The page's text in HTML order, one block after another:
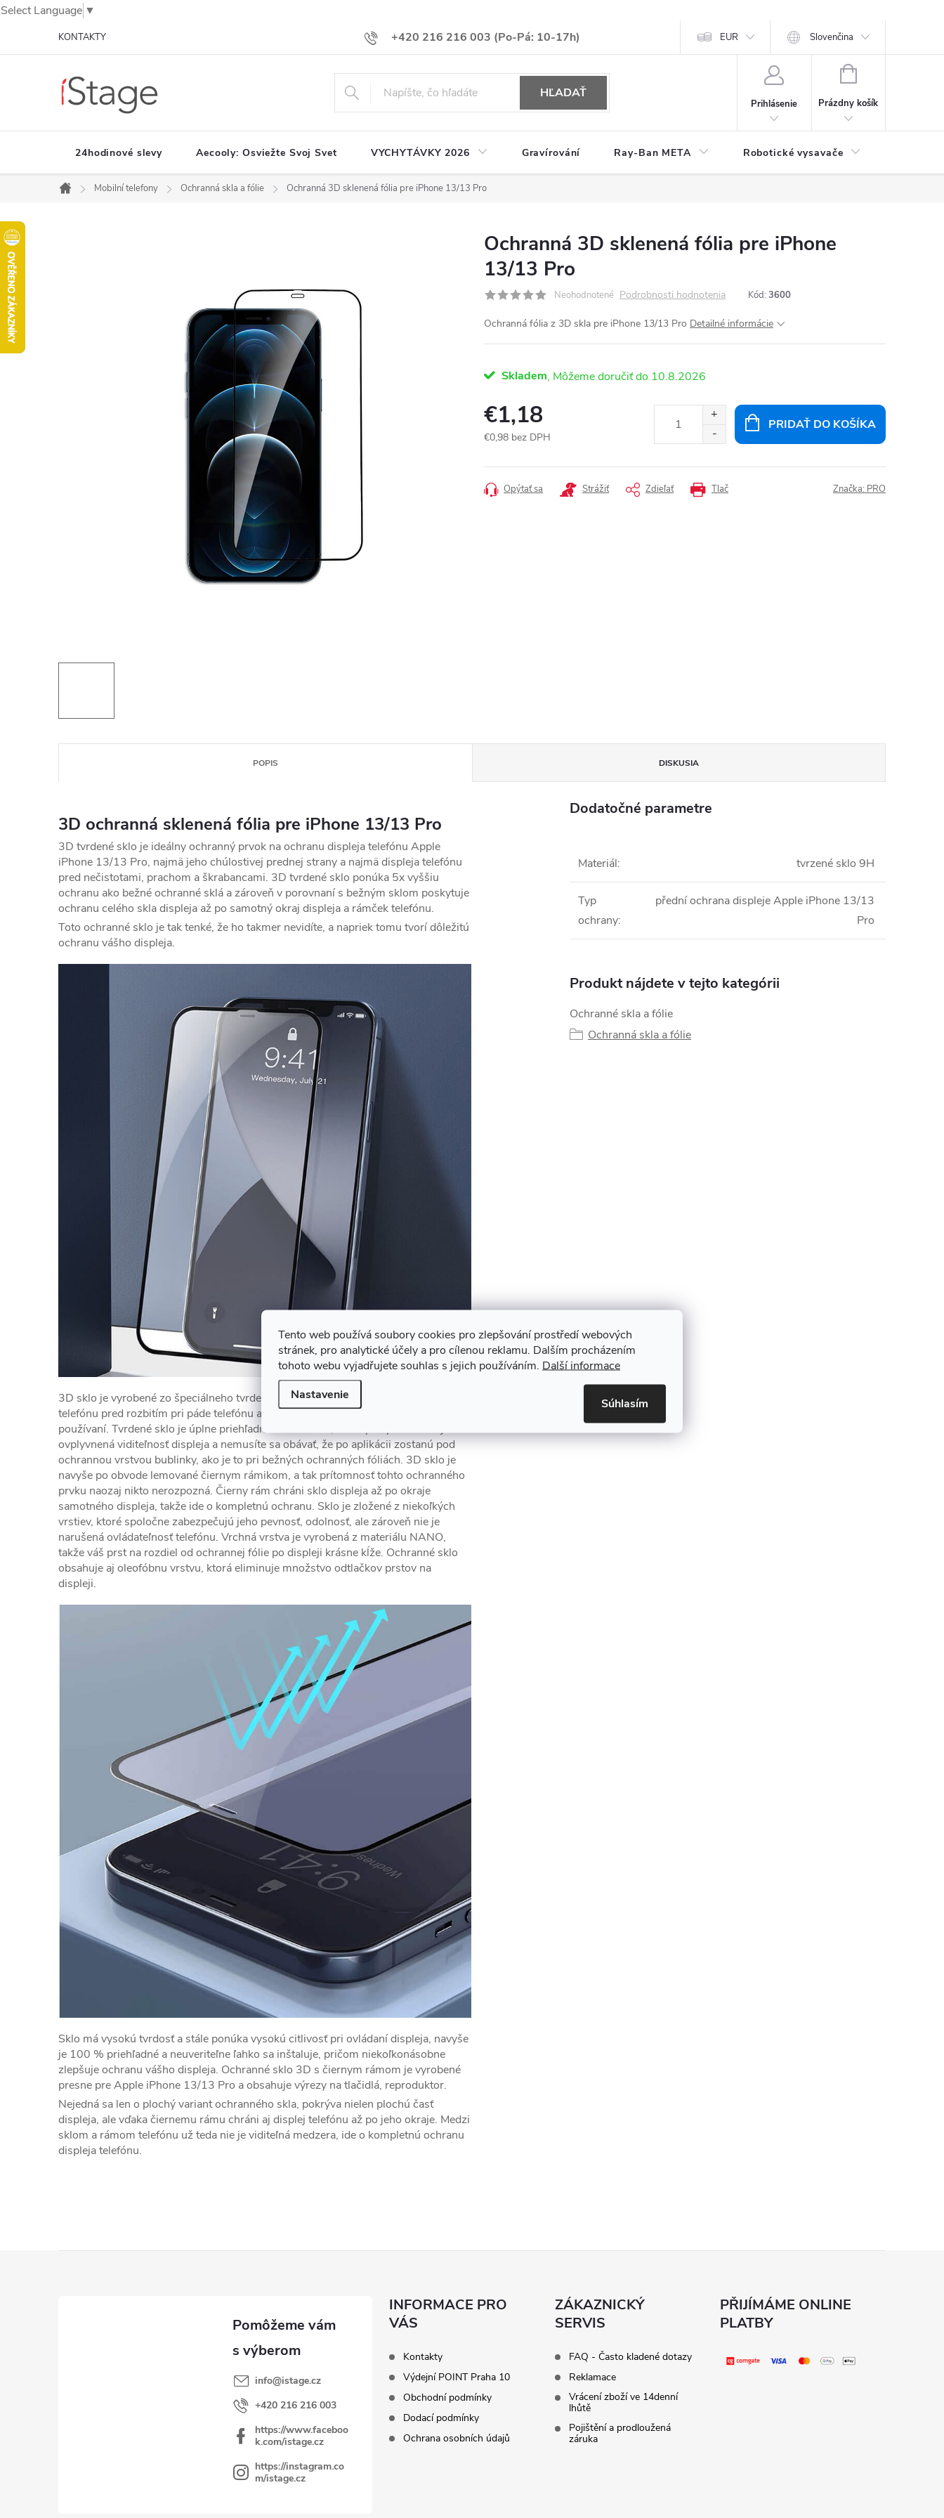
Select Language ▼
Tento web používá soubory cookies pro zlepšování prostředí webových
stránek, pro analytické účely a pro cílenou reklamu. Dalším procházením
tohoto webu vyjadřujete souhlas s jejich používáním. Další informace
Nastavenie
Súhlasím
+420 216 216 003
KONTAKTY EUR Slovenčina
HĽADAŤ
Prihlásenie
NÁKUPNÝ
Prázdny košík
24hodinové slevy Aecooly: Osviežte Svoj Svet VYCHYTÁVKY 2026 Gravírování Ray-Ban META Robotické vysavače
Domov
Mobilní telefony Ochranná skla a fólie Ochranná 3D sklenená fólia pre iPhone 13/13 Pro
Ochranná 3D sklenená fólia pre iPhone
13/13 Pro
Neohodnotené Podrobnosti hodnotenia Kód: 3600
Ochranná fólia z 3D skla pre iPhone 13/13 Pro Detailné informácie
Skladem 10.8.2026
€1,18
€0,98 bez DPH
cena:
PRIDAŤ DO KOŠÍKA
Tlač
Opýtať sa Strážiť Zdieľať Značka: PRO
POPIS DISKUSIA
3D ochranná sklenená fólia pre iPhone 13/13 Pro
3D tvrdené sklo je ideálny ochranný prvok na ochranu displeja telefónu Apple
iPhone 13/13 Pro, najmä jeho chúlostivej prednej strany a najmä displeja telefónu
pred nečistotami, prachom a škrabancami. 3D tvrdené sklo ponúka 5x vyššiu
ochranu ako bežné ochranné sklá a zároveň v porovnaní s bežným sklom poskytuje
ochranu celého skla displeja až po samotný okraj displeja a rámček telefónu.
Toto ochranné sklo je tak tenké, že ho takmer nevidíte, a napriek tomu tvorí dôležitú
ochranu vášho displeja.
3D sklo je vyrobené zo špeciálneho tvrdeného materiálu, ktorý chráni displej
telefónu pred rozbitím pri páde telefónu a tiež pred poškriabaním pri bežnom
používaní. Tvrdené sklo je úplne priehľadné a bez filtrov, takže po aplikácii nie je
ovplyvnená viditeľnosť displeja a nemusíte sa obávať, že po aplikácii zostanú pod
ochrannou vrstvou bublinky, ako je to pri bežných ochranných fóliách. 3D sklo je
navyše po obvode lemované čiernym rámikom, a tak prítomnosť tohto ochranného
prvku naozaj nikto nerozpozná. Čierny rám chráni sklo displeja až po okraje
samotného displeja, takže ide o kompletnú ochranu. Sklo je zložené z niekoľkých
vrstiev, ktoré spoločne zabezpečujú jeho pevnosť, odolnosť, ale zároveň nie je
narušená ovládateľnosť telefónu. Vrchná vrstva je vyrobená z materiálu NANO,
takže váš prst na rozdiel od ochrannej fólie po displeji krásne kĺže. Ochranné sklo
obsahuje aj oleofóbnu vrstvu, ktorá eliminuje množstvo odtlačkov prstov na
displeji.
Sklo má vysokú tvrdosť a stále ponúka vysokú citlivosť pri ovládaní displeja, navyše
je 100 % priehľadné a neuveriteľne ľahko sa inštaluje, pričom niekoľkonásobne
zlepšuje ochranu vášho displeja. Ochranné sklo 3D s čiernym rámom je vyrobené
presne pre Apple iPhone 13/13 Pro a obsahuje výrezy na tlačidlá, reproduktor.
Nejedná sa len o plochý variant ochranného skla, pokrýva nielen plochú časť
displeja, ale vďaka čiernemu rámu chráni aj displej telefónu až po jeho okraje. Medzi
sklom a rámom telefónu už teda nie je viditeľná medzera, ide o kompletnú ochranu
displeja telefónu.
Dodatočné parametre
Materiál: tvrzené sklo 9H
Typ
ochrany:
přední ochrana displeje Apple iPhone 13/13
Pro
Produkt nájdete v tejto kategórii
Ochranné skla a fólie
Ochranná skla a fólie
info@istage.cz
+420 216 216 003
https://www.faceboo
k.com/istage.cz
https://instagram.co
m/istage.cz
INFORMACE PRO
VÁS
Kontakty
Výdejní POINT Praha 10
Obchodní podmínky
Dodací podmínky
Ochrana osobních údajů
ZÁKAZNICKÝ
SERVIS
FAQ - Často kladené dotazy
Reklamace
Vrácení zboží ve 14denní
lhůtě
Pojištění a prodloužená
záruka
PŘIJÍMÁME ONLINE
PLATBY